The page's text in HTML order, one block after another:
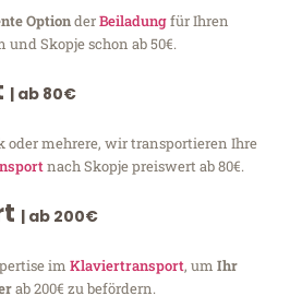
OptionderBeiladungfür Ihren
Skopje schon ab 50€.
| ab 80€
oder mehrere, wir transportieren Ihre
nach Skopje preiswert ab 80€.
| ab 200€
im Klaviertransport, um Ihr
ab 200€ zu befördern.